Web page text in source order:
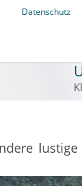
Datenschutz
lustige